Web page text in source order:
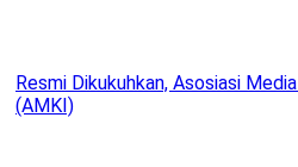
Resmi Dikukuhkan, Asosiasi
(AMKI)